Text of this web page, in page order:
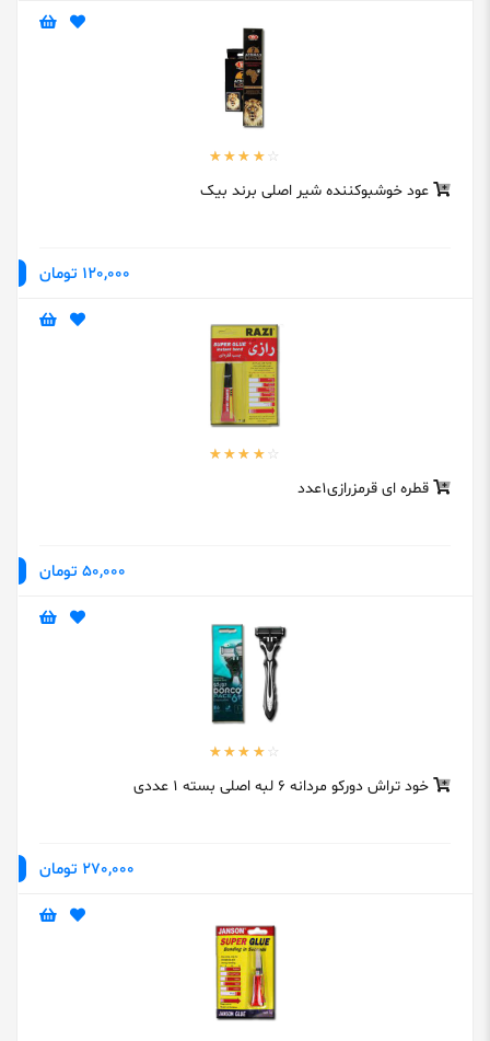
عود خوشبوکننده شیر اصلی برند بیک
120,000 تومان
قطره ای قرمزرازی1عدد
50,000 تومان
خود تراش دورکو مردانه 6 لبه اصلی بسته 1 عددی
270,000 تومان